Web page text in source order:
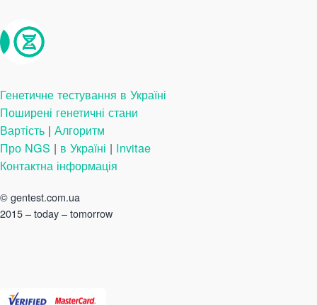
Генетичне тестування в Україні
Поширені генетичні стани
Вартість | Алгоритм
Про NGS | в Україні | Invitae
Контактна інформація
©gentest.com.ua
2015 – today – tomorrow